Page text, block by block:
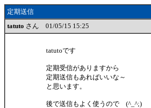
定期送信
tatuto さん 01/05/15 15:25
tatutoです
定期受信がありますから
定期送信もあればいいな～
と思います。
後で送信もよく使うので (^_^;)